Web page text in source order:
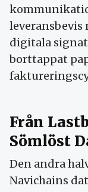
leveransbevis
digitala
borttappat
Från
Sömlöst
Den andra
Navichains